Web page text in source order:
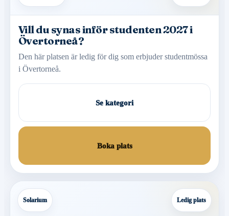
Vill du synas inför studenten 2027 i
Övertorneå?
Den här platsen är ledig för dig som erbjuder studentmössa
i Övertorneå.
Se kategori
Boka plats
Solarium Ledig plats